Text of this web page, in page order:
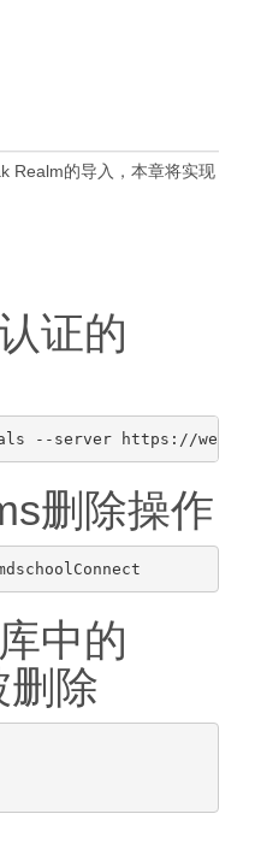
Realm的导入，本章将实现
证的
删除操作
中的
删除